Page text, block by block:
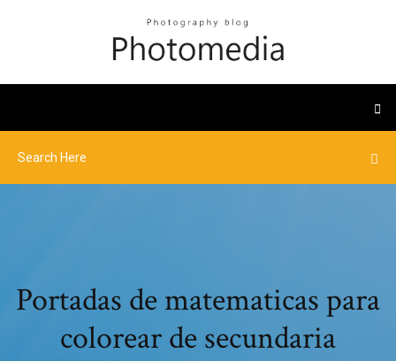
Portadas de matematicas para
colorear de secundaria